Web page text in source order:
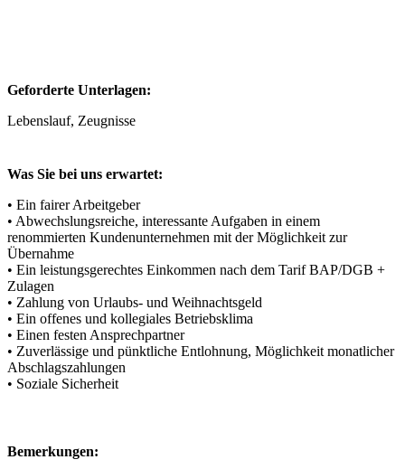
Geforderte Unterlagen:
Lebenslauf, Zeugnisse
Was Sie bei uns erwartet:
• Ein fairer Arbeitgeber
• Abwechslungsreiche, interessante Aufgaben in einem
renommierten Kundenunternehmen mit der Möglichkeit zur
Übernahme
• Ein leistungsgerechtes Einkommen nach dem Tarif BAP/DGB +
Zulagen
• Zahlung von Urlaubs- und Weihnachtsgeld
• Ein offenes und kollegiales Betriebsklima
• Einen festen Ansprechpartner
• Zuverlässige und pünktliche Entlohnung, Möglichkeit monatlicher
Abschlagszahlungen
• Soziale Sicherheit
Bemerkungen: